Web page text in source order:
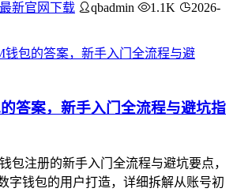
新官网下载 qbadmin 1.1K
2026-
答案，新手入门全流程与避坑指
包注册的新手入门全流程与避坑要点，
字钱包的用户打造，详细拆解从账号初